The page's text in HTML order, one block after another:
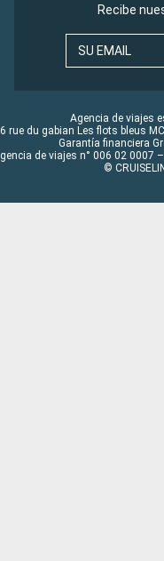
Recibe
SU EMAIL
Agencia de viajes
rue du gabian Les flots bleus
Garantía financiera
de viajes n° 006 02 0007
©